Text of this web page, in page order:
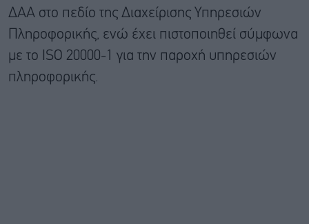
ΔΑΑ στο πεδίο της Διαχείρισης Υπηρεσιών
Πληροφορικής, ενώ έχει πιστοποιηθεί σύμφωνα
με το ISO 20000-1 για την παροχή υπηρεσιών
πληροφορικής.